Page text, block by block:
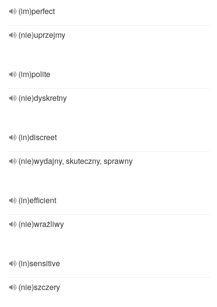
(im)perfect
(nie)uprzejmy
(im)polite
(nie)dyskretny
(in)discreet
(nie)wydajny, skuteczny, sprawny
(in)efficient
(nie)wrażliwy
(in)sensitive
(nie)szczery